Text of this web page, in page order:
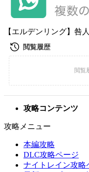
【エルデンリング】咎
攻略コンテンツ
攻略メニュー
本編攻略
DLC攻略ページ
ナイトレイン攻略